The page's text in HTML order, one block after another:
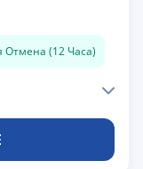
Отмена (12 Часа)